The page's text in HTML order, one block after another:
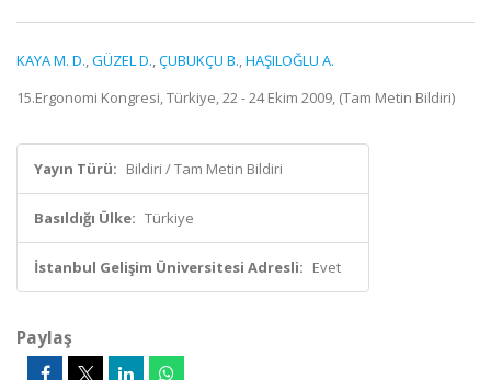
KAYA M. D.,GÜZEL D.,ÇUBUKÇU B.,HAŞILOĞLU A.
15.Ergonomi Kongresi, Türkiye, 22 - 24 Ekim 2009, (Tam Metin Bildiri)
Yayın Türü: Bildiri / Tam Metin Bildiri
Basıldığı Ülke: Türkiye
İstanbul Gelişim Üniversitesi Adresli: Evet
Paylaş